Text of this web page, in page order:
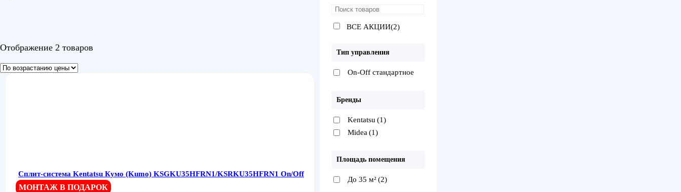
Отображение 2 товаров
Сплит-система Kentatsu Кумо (Kumo) KSGKU35HFRN1/KSRKU35HFRN1 On/Off
МОНТАЖ В ПОДАРОК
ВСЕ АКЦИИ(2)
Тип управления
On-Off стандартное
Бренды
Kentatsu (1)
Midea (1)
Площадь помещения
До 35 м²(2)